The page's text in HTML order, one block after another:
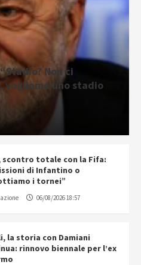
Non ci
vogliamo uno stadio
scontro totale con la Fifa:
di Infantino o
i tornei”
06/08/2026 18:57
la storia con Damiani
rinnovo biennale per l’ex